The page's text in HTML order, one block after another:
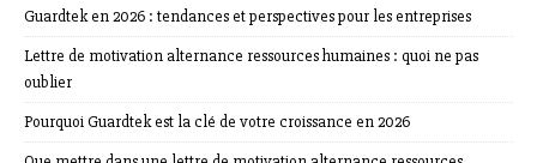
Guardtek en 2026 : tendances et perspectives pour les entreprises
Lettre de motivation alternance ressources humaines : quoi ne pas
oublier
Pourquoi Guardtek est la clé de votre croissance en 2026